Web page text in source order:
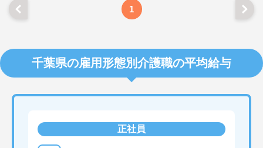
1
千葉県の雇用形態別介護職の平均給与
正社員